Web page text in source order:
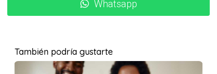
brindándoles un retorno sobre la inversión (ROI) del 30%.
reducir significativamente sus impuestos anuales. >
"Invertir en bienes raíces fue una decisión difícil al
Whatsapp
También podría gustarte